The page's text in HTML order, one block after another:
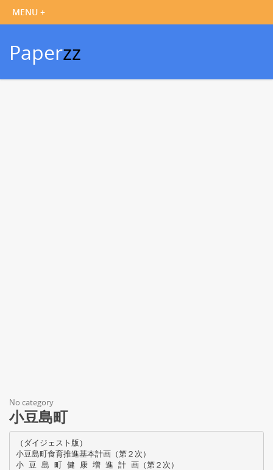
Paperzz
No category
小豆島町
（ダイジェスト版）
小豆島町食育推進基本計画（第２次）
小 豆 島 町 健 康 増 進 計 画（第２次）